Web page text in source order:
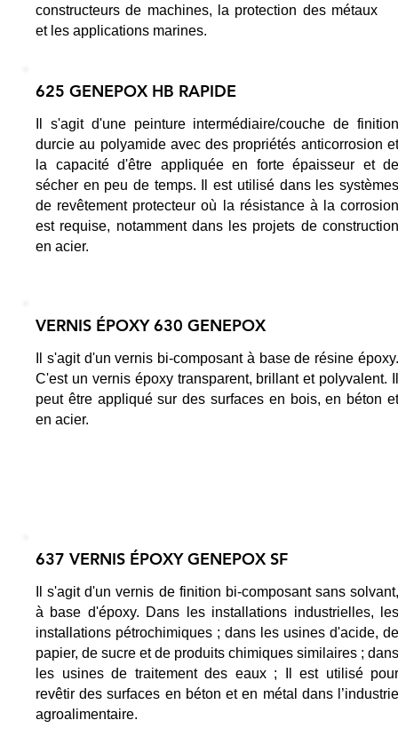
constructeurs de machines, la protection des métaux
et les applications marines.
625 GENEPOX HB RAPIDE
Il s'agit d'une peinture intermédiaire/couche de finition
durcie au polyamide avec des propriétés anticorrosion et
la capacité d'être appliquée en forte épaisseur et de
sécher en peu de temps. Il est utilisé dans les systèmes
de revêtement protecteur où la résistance à la corrosion
est requise, notamment dans les projets de construction
en acier.
VERNIS ÉPOXY 630 GENEPOX
Il s'agit d'un vernis bi-composant à base de résine époxy.
C'est un vernis époxy transparent, brillant et polyvalent. Il
peut être appliqué sur des surfaces en bois, en béton et
en acier.
637 VERNIS ÉPOXY GENEPOX SF
Il s'agit d'un vernis de finition bi-composant sans solvant,
à base d'époxy. Dans les installations industrielles, les
installations pétrochimiques ; dans les usines d'acide, de
papier, de sucre et de produits chimiques similaires ; dans
les usines de traitement des eaux ; Il est utilisé pour
revêtir des surfaces en béton et en métal dans l’industrie
agroalimentaire.